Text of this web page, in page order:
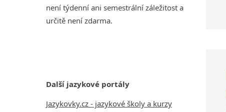
není týdenní ani semestrální záležitost a
určitě není zdarma.
Další jazykové portály
Jazykovky.cz - jazykové školy a kurzy